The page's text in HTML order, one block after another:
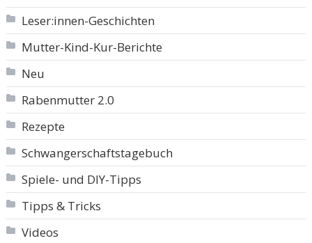
Leser:innen-Geschichten
Mutter-Kind-Kur-Berichte
Neu
Rabenmutter 2.0
Rezepte
Schwangerschaftstagebuch
Spiele- und DIY-Tipps
Tipps & Tricks
Videos